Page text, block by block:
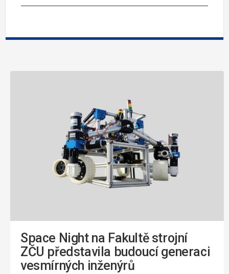
Space Night na Fakultě strojní
ZČU představila budoucí generaci
vesmírných inženýrů